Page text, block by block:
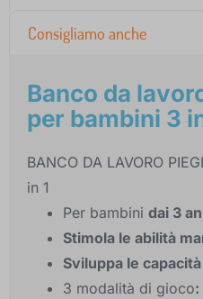
Consigliamo anche
Banco da
per bambini 3
BANCO DA LAVORO
in 1
Per bambini dai 3
Stimola le abilità
Sviluppa le
3 modalità di gioco: